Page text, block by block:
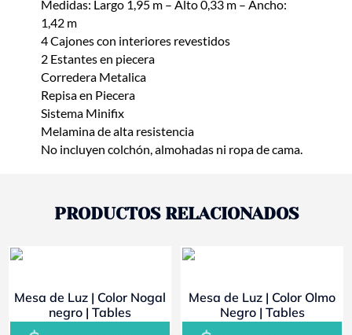
Medidas: Largo 1,95 m – Alto 0,33 m – Ancho:
1,42 m
4 Cajones con interiores revestidos
2 Estantes en piecera
Corredera Metalica
Repisa en Piecera
Sistema Minifix
Melamina de alta resistencia
No incluyen colchón, almohadas ni ropa de cama.
PRODUCTOS RELACIONADOS
Mesa de Luz | Color Nogal
negro | Tables
Mesa de Luz | Color Olmo
Negro | Tables